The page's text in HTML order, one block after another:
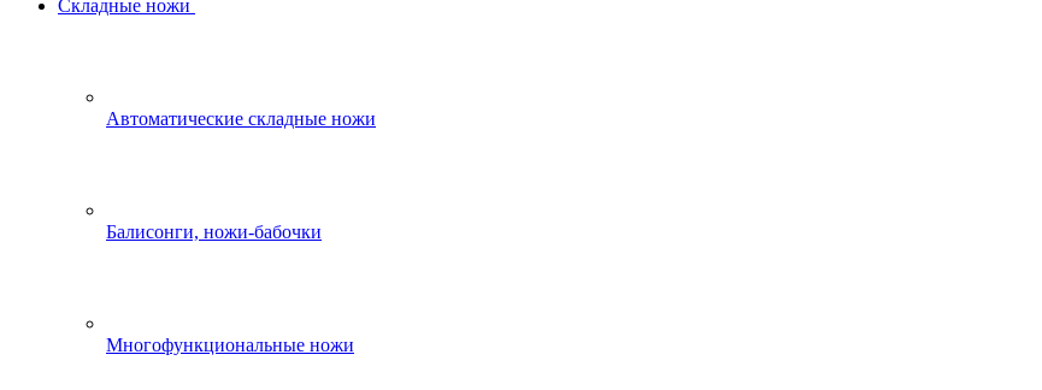
Складные ножи
Автоматические складные ножи
Балисонги, ножи-бабочки
Многофункциональные ножи